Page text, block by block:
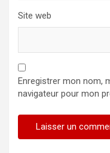
Site web
Enregistrer mon nom,
navigateur pour mon